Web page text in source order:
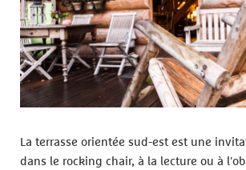
La terrasse orientée sud-est est une
dans le rocking chair, à la lecture ou à